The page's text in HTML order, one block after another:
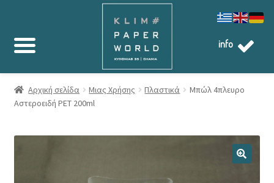
Αρχική σελίδα Μιας Χρήσης Πλαστικά
Μπώλ 4πλευρο
Αστεροειδή PET 200ml
info